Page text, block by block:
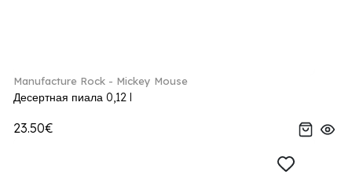
Manufacture Rock - Mickey Mouse
Десертная пиала 0,12 l
23.50€